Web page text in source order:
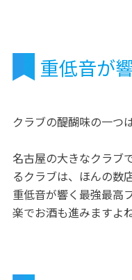
重低音が
クラブの醍醐味の一つ
名古屋の大きなクラブ
るクラブは、ほんの数
重低音が響く最強最高
楽でお酒も進みますよ